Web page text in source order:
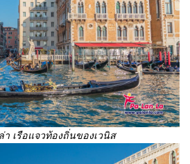
า เรือแจวท้องถิ่นของเวนิส